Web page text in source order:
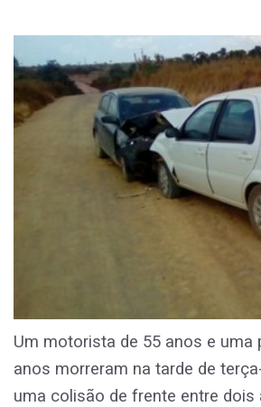
Um motorista de 55 anos e uma
anos morreram na tarde de
uma colisão de frente entre dois